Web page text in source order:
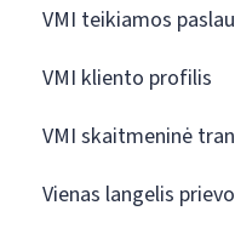
VMI teikiamos
VMI kliento profilis
VMI skaitmeninė
Vienas langelis